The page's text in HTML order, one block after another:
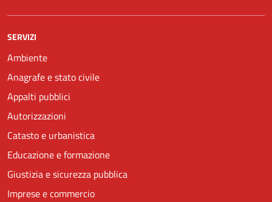
SERVIZI
Ambiente
Anagrafe e stato civile
Appalti pubblici
Autorizzazioni
Catasto e urbanistica
Educazione e formazione
Giustizia e sicurezza pubblica
Imprese e commercio